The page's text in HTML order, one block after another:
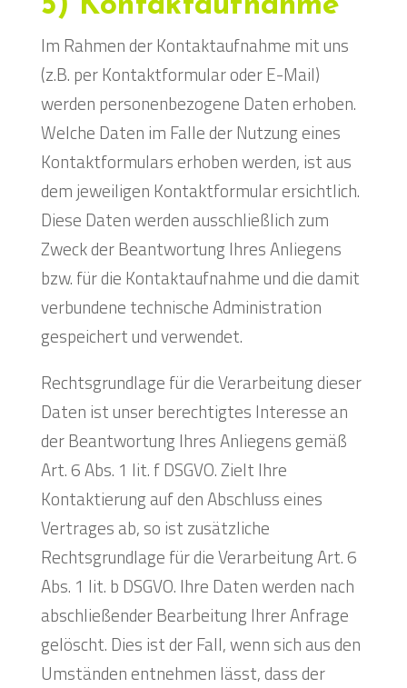
Im Rahmen der Kontaktaufnahme mit uns
(z.B. per Kontaktformular oder E-Mail)
werden personenbezogene Daten erhoben.
Welche Daten im Falle der Nutzung eines
Kontaktformulars erhoben werden, ist aus
dem jeweiligen Kontaktformular ersichtlich.
Diese Daten werden ausschließlich zum
Zweck der Beantwortung Ihres Anliegens
bzw. für die Kontaktaufnahme und die damit
verbundene technische Administration
gespeichert und verwendet.
Rechtsgrundlage für die Verarbeitung dieser
Daten ist unser berechtigtes Interesse an
der Beantwortung Ihres Anliegens gemäß
Art. 6 Abs. 1 lit. f DSGVO. Zielt Ihre
Kontaktierung auf den Abschluss eines
Vertrages ab, so ist zusätzliche
Rechtsgrundlage für die Verarbeitung Art. 6
Abs. 1 lit. b DSGVO. Ihre Daten werden nach
abschließender Bearbeitung Ihrer Anfrage
gelöscht. Dies ist der Fall, wenn sich aus den
Umständen entnehmen lässt, dass der